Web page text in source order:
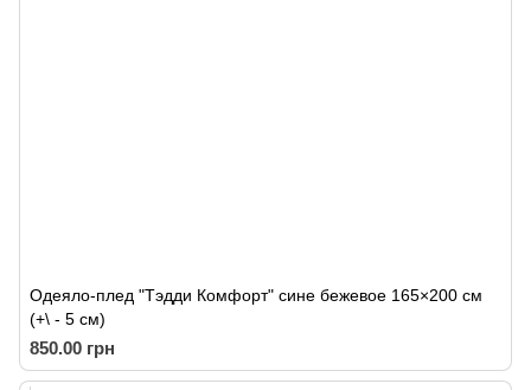
Одеяло-плед "Тэдди Комфорт" сине бежевое 165×200 см
(+\ - 5 cм)
850.00 грн